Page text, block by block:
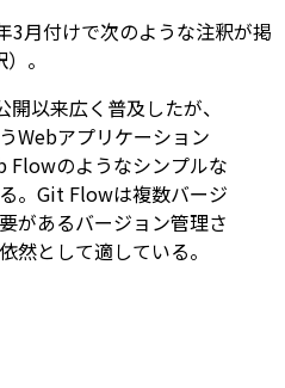
3月付けで次のような注釈が掲
。
以来広く普及したが、
Webアプリケーション
Flowのようなシンプルな
。Git Flowは複数バージ
があるバージョン管理さ
然として適している。